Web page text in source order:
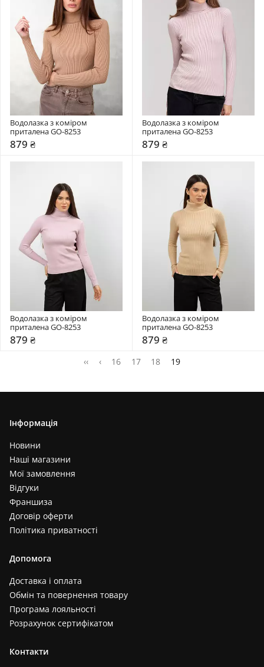
Водолазка з коміром
приталена GO-8253
879 ₴
Водолазка з коміром
приталена GO-8253
879 ₴
Водолазка з коміром
приталена GO-8253
879 ₴
Водолазка з коміром
приталена GO-8253
879 ₴
‹‹ ‹ 16 17 18 19
Інформація
Новини
Наші магазини
Мої замовлення
Відгуки
Франшиза
Договір оферти
Політика приватності
Допомога
Доставка і оплата
Обмін та повернення товару
Програма лояльності
Розрахунок сертифікатом
Контакти